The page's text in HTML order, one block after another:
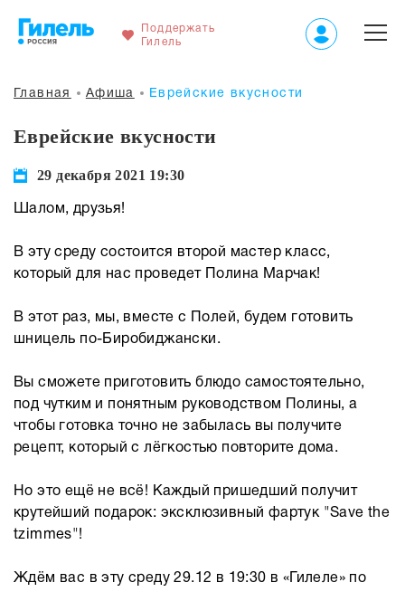
Поддержать
Гилель
Главная Афиша Еврейские вкусности
Еврейские вкусности
29 декабря 2021 19:30
Шалом, друзья!
В эту среду состоится второй мастер класс,
который для нас проведет Полина Марчак!
В этот раз, мы, вместе с Полей, будем готовить
шницель по-Биробиджански.
Вы сможете приготовить блюдо самостоятельно,
под чутким и понятным руководством Полины, а
чтобы готовка точно не забылась вы получите
рецепт, который с лёгкостью повторите дома.
Но это ещё не всё! Каждый пришедший получит
крутейший подарок: эксклюзивный фартук "Save the
tzimmes"!
Ждём вас в эту среду 29.12 в 19:30 в «Гилеле» по